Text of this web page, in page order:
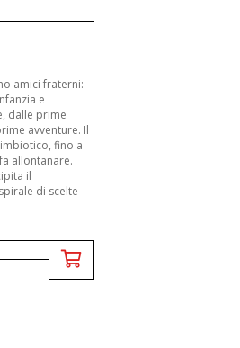
amici fraterni:
e
dalle prime
avventure. Il
fino a
allontanare.
il
di scelte